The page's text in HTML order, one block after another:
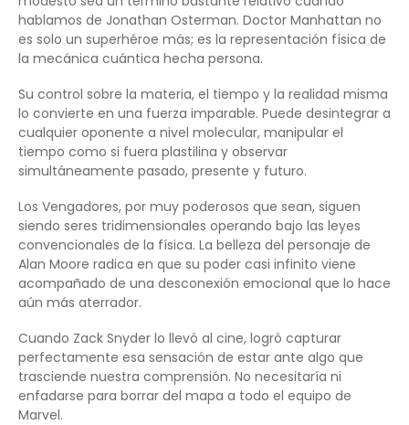
hablamos de Jonathan Osterman. Doctor Manhattan no
es solo un superhéroe más; es la representación física de
la mecánica cuántica hecha persona.
Su control sobre la materia, el tiempo y la realidad misma
lo convierte en una fuerza imparable. Puede desintegrar a
cualquier oponente a nivel molecular, manipular el
tiempo como si fuera plastilina y observar
simultáneamente pasado, presente y futuro.
Los Vengadores, por muy poderosos que sean, siguen
siendo seres tridimensionales operando bajo las leyes
convencionales de la física. La belleza del personaje de
Alan Moore radica en que su poder casi infinito viene
acompañado de una desconexión emocional que lo hace
aún más aterrador.
Cuando Zack Snyder lo llevó al cine, logró capturar
perfectamente esa sensación de estar ante algo que
trasciende nuestra comprensión. No necesitaría ni
enfadarse para borrar del mapa a todo el equipo de
Marvel.